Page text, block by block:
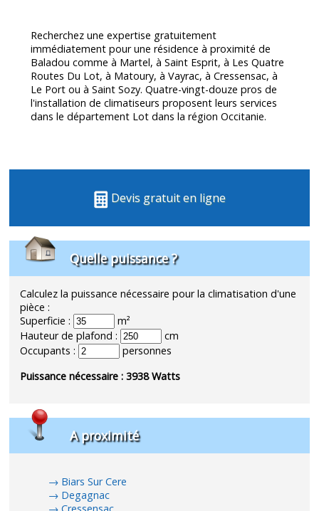
Recherchez une expertise gratuitement
immédiatement pour une résidence à proximité de
Baladou comme à Martel, à Saint Esprit, à Les Quatre
Routes Du Lot, à Matoury, à Vayrac, à Cressensac, à
Le Port ou à Saint Sozy. Quatre-vingt-douze pros de
l'installation de climatiseurs proposent leurs services
dans le département Lot dans la région Occitanie.
Devis gratuit en ligne
Quelle puissance ?
Calculez la puissance nécessaire pour la climatisation d'une
pièce :
Superficie :
m²
Hauteur de plafond :
cm
Occupants :
personnes
Puissance nécessaire :3938Watts
A proximité
Biars Sur Cere
Degagnac
Cressensac